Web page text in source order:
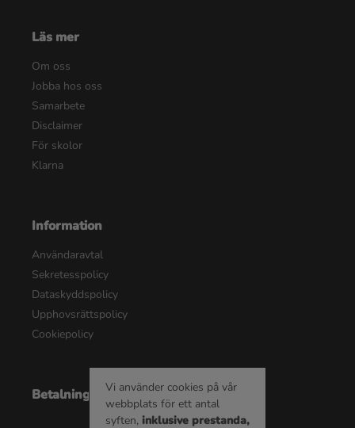
Läs mer
Om oss
Jobba hos oss
Samarbete
Disclaimer
För skolor
Klarna
Information
Användaravtal
Sekretesspolicy
Dataskyddspolicy
Upphovsrättspolicy
Cookiepolicy
BetalningsalternativVi använder cookies på vår
webbplats för ett antal
syften, inklusive prestanda,